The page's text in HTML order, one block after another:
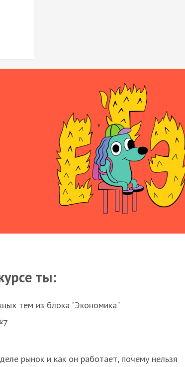
ты:
тем из блока "Экономика"
рынок и как он работает, почему нельзя